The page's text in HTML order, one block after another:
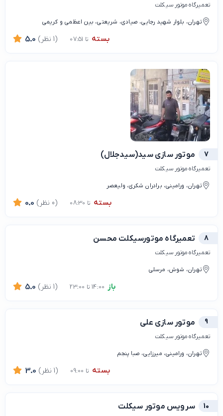
تعمیرگاه موتور سیکلت
تهران، بلوار شهید رجایی، صیادی، شریعتی، بین اعظمی و کریمی
بسته تا 07:51 5.0 (1 نظر)
7 موتور سازی سید(سیدجلال)
تعمیرگاه موتور سیکلت
تهران، ورامینی، برادران شکری، ولیعصر
بسته تا 08:30 0.0 (0 نظر)
8 تعمیرگاه موتورسیکلت محسن
تعمیرگاه موتور سیکلت
تهران، شوش، مرسلی
باز 5.0 (1 نظر)
9 موتور سازی علی
تعمیرگاه موتور سیکلت
تهران، ورامینی، میرزایی، صبا پنجم
بسته تا 09:00 3.0 (1 نظر)
10 سرویس موتور سیکلت